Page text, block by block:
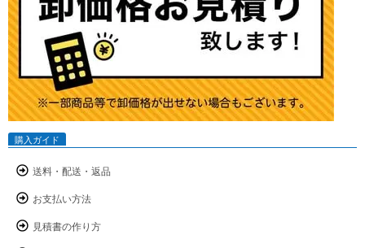
購入ガイド
送料・配送・返品
お支払い方法
見積書の作り方